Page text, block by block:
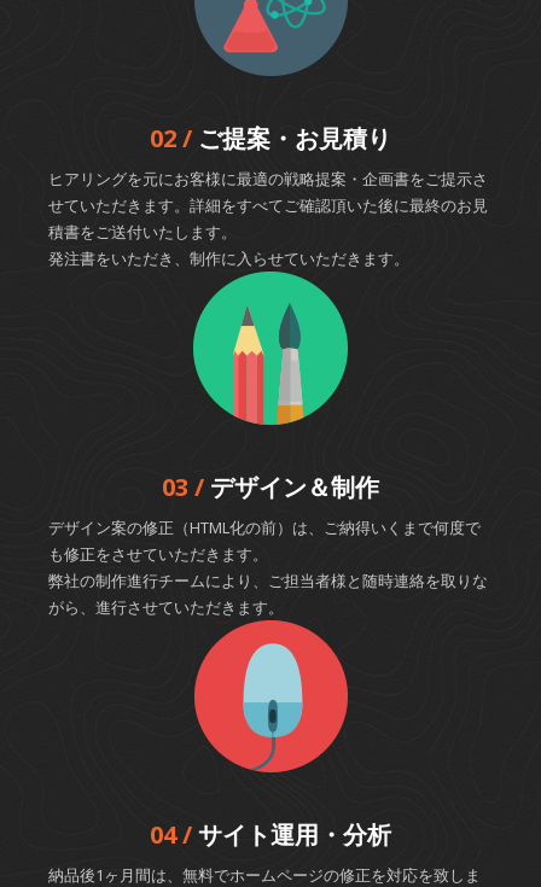
02 / ご提案・お見積り
ヒアリングを元にお客様に最適の戦略提案・企画書をご提示さ
せていただきます。詳細をすべてご確認頂いた後に最終のお見
積書をご送付いたします。
発注書をいただき、制作に入らせていただきます。
03 / デザイン＆制作
デザイン案の修正（HTML化の前）は、ご納得いくまで何度で
も修正をさせていただきます。
弊社の制作進行チームにより、ご担当者様と随時連絡を取りな
がら、進行させていただきます。
04 /サイト運用・分析
納品後1ヶ月間は、無料でホームページの修正を対応を致しま